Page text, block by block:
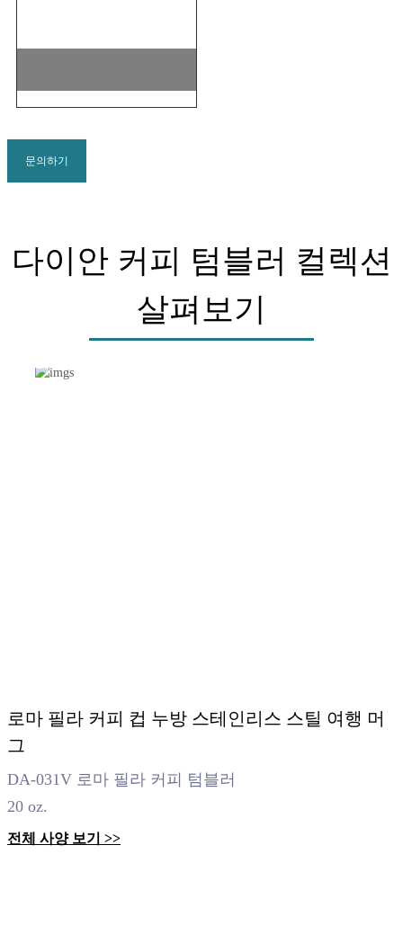
문의하기
다이안 커피 텀블러 컬렉션
살펴보기
로마 필라 커피 컵 누방 스테인리스 스틸 여행 머
그
DA-031V 로마 필라 커피 텀블러
20 oz.
전체 사양 보기 >>